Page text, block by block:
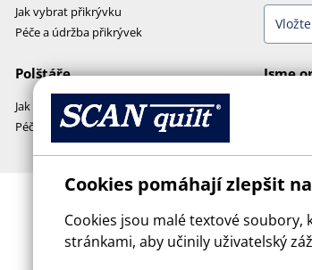
Jak vybrat přikrývku
Péče a údržba přikrývek
Polštáře
Jak vybrat polštář
Péče a praní polštářů
Jsme
Cookies pomáhají zlepšit
Cookies jsou malé textové
stránkami, aby učinily uživatelský